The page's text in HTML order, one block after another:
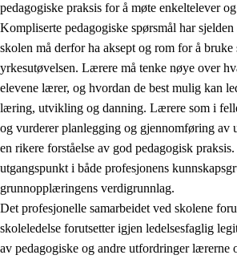
pedagogiske praksis for å møte enkeltelever
Kompliserte pedagogiske spørsmål har sjelden
skolen må derfor ha aksept og rom for å
yrkesutøvelsen. Lærere må tenke nøye over
elevene lærer, og hvordan de best mulig kan
læring, utvikling og danning. Lærere som i
og vurderer planlegging og gjennomføring av
en rikere forståelse av god pedagogisk
utgangspunkt i både profesjonens
grunnopplæringens verdigrunnlag.
Det profesjonelle samarbeidet ved skolene
skoleledelse forutsetter igjen ledelsesfaglig
av pedagogiske og andre utfordringer lærerne